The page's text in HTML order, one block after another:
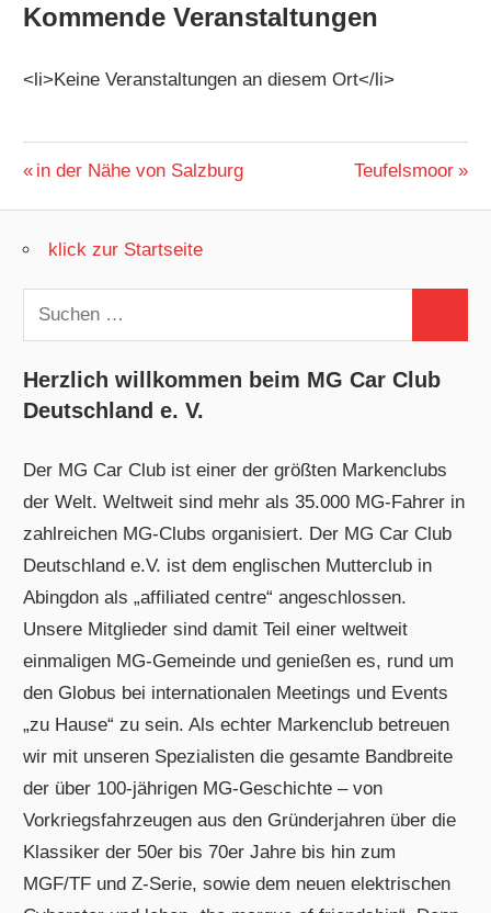
Kommende Veranstaltungen
<li>Keine Veranstaltungen an diesem Ort</li>
Beitragsnavigation
Vorheriger
in der Nähe von Salzburg
Nächster
Teufelsmoor
klick zur Startseite
Suchen
nach:
Herzlich willkommen beim MG Car Club
Deutschland e. V.
Der MG Car Club ist einer der größten Markenclubs
der Welt. Weltweit sind mehr als 35.000 MG-Fahrer in
zahlreichen MG-Clubs organisiert. Der MG Car Club
Deutschland e.V. ist dem englischen Mutterclub in
Abingdon als „affiliated centre“ angeschlossen.
Unsere Mitglieder sind damit Teil einer weltweit
einmaligen MG-Gemeinde und genießen es, rund um
den Globus bei internationalen Meetings und Events
„zu Hause“ zu sein. Als echter Markenclub betreuen
wir mit unseren Spezialisten die gesamte Bandbreite
der über 100-jährigen MG-Geschichte – von
Vorkriegsfahrzeugen aus den Gründerjahren über die
Klassiker der 50er bis 70er Jahre bis hin zum
MGF/TF und Z-Serie, sowie dem neuen elektrischen